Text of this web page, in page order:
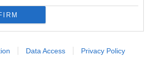
Data Access Privacy Policy